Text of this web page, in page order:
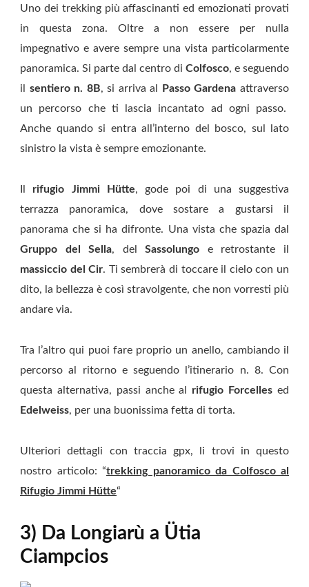
Uno dei trekking più affascinanti ed emozionati provati
in questa zona. Oltre a non essere per nulla
impegnativo e avere sempre una vista particolarmente
panoramica. Si parte dal centro di Colfosco, e seguendo
il
sentiero n. 8B, si arriva al Passo Gardena attraverso
un percorso che ti lascia incantato ad ogni passo.
Anche quando si entra all’interno del bosco, sul lato
sinistro la vista è sempre emozionante.
rifugio Jimmi Hütte, gode poi di una suggestiva
terrazza panoramica, dove sostare a gustarsi il
panorama che si ha difronte. Una vista che spazia dal
Gruppo del Sella, del Sassolungo e retrostante il
massiccio del Cir. Ti sembrerà di toccare il cielo con un
dito, la bellezza è così stravolgente, che non vorresti più
andare via.
Tra l’altro qui puoi fare proprio un anello, cambiando il
percorso al ritorno e seguendo l’itinerario n. 8. Con
questa alternativa, passi anche al rifugio Forcellesed
Edelweiss, per una buonissima fetta di torta.
Ulteriori dettagli con traccia gpx, li trovi in questo
nostro articolo: “trekking panoramico da Colfosco al
Rifugio Jimmi Hütte“
3) Da Longiarù a Ütia
Ciampcios